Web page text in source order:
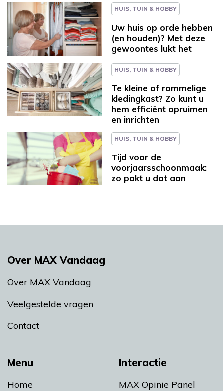
HUIS, TUIN & HOBBY
Uw huis op orde hebben
(en houden)? Met deze
gewoontes lukt het
HUIS, TUIN & HOBBY
Te kleine of rommelige
kledingkast? Zo kunt u
hem efficiënt opruimen
en inrichten
HUIS, TUIN & HOBBY
Tijd voor de
voorjaarsschoonmaak:
zo pakt u dat aan
Menu
Home
Interactie
MAX Opinie Panel
Over MAX Vandaag
Over MAX Vandaag
Veelgestelde vragen
Contact